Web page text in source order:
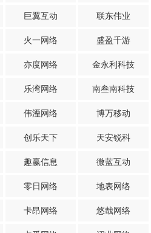
巨翼互动 联东伟业
火一网络 盛盈千游
亦度网络 金永利科技
乐湾网络 南叁南科技
伟湮网络 博万移动
创乐天下 天安锐科
趣赢信息 微蓝互动
零日网络 地表网络
卡昂网络 悠哉网络